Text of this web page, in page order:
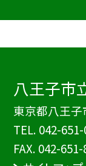
八王子市
東京都八王
TEL. 042-
FAX. 042-